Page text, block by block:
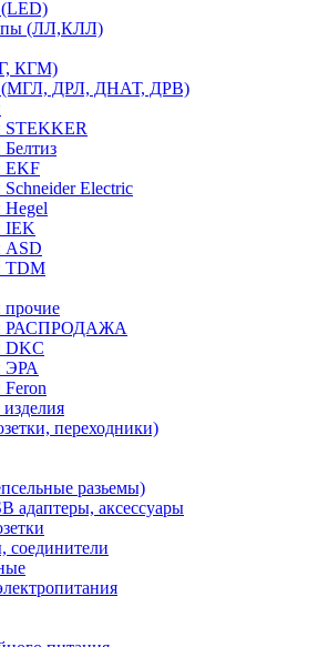
(ЛЛ,КЛЛ)
КГМ)
(МГЛ, ДРЛ, ДНАТ, ДРВ)
STEKKER
EKF
Electric
Hegel
IEK
ASD
TDM
прочие
РАСПРОДАЖА
DKC
ЭРА
переходники)
разьемы)
адаптеры, аксессуары
соединители